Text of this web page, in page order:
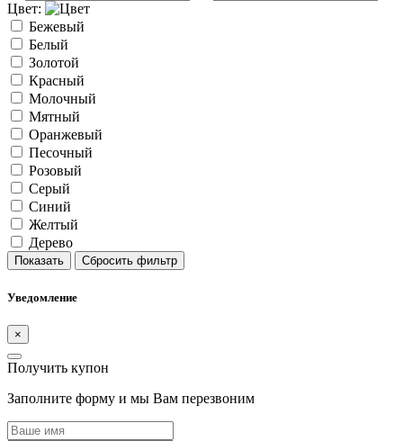
Цвет:
Бежевый
Белый
Золотой
Красный
Молочный
Мятный
Оранжевый
Песочный
Розовый
Серый
Синий
Желтый
Дерево
Показать Сбросить фильтр
Уведомление
×
Получить купон
Заполните форму и мы Вам перезвоним